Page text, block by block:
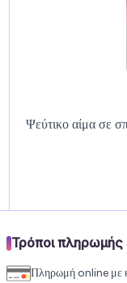
Ψεύτικο αίμα σε
Τρόποι πληρωμής
Πληρωμή online με